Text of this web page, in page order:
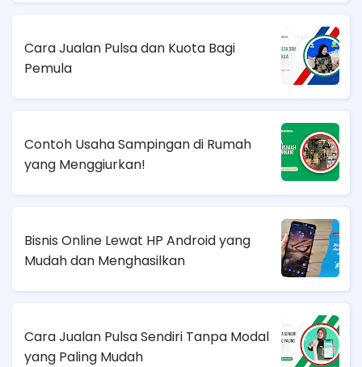
Cara Jualan Pulsa dan Kuota Bagi
Pemula
Contoh Usaha Sampingan di Rumah
yang Menggiurkan!
Bisnis Online Lewat HP Android yang
Mudah dan Menghasilkan
Cara Jualan Pulsa Sendiri Tanpa Modal
yang Paling Mudah